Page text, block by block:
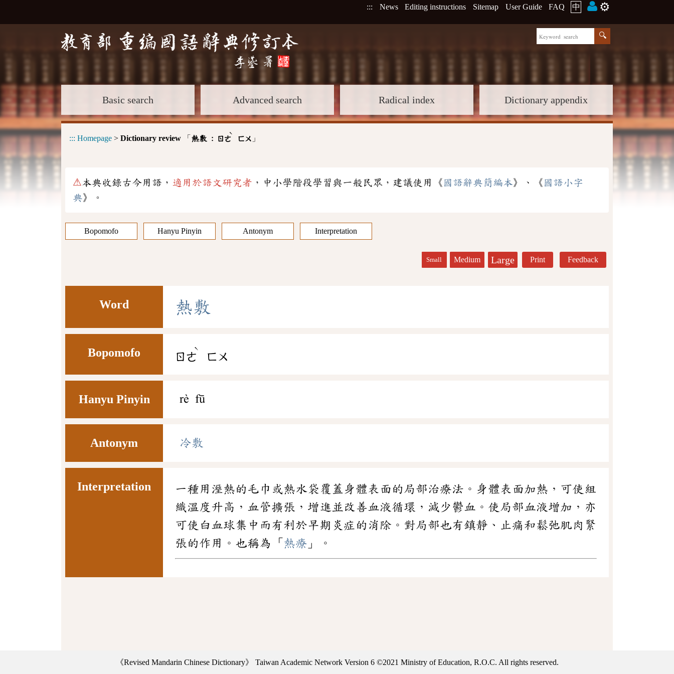
::: News Editing instructions Sitemap User Guide FAQ 中 ⚙️
Basic search Advanced search Radical index Dictionary appendix
::: Homepage > Dictionary review 「 熱敷 : ㄖㄜ
ˋ
ㄈㄨ 」
⚠本典收錄古今用語， 適用於語文研究者 ，中小學階段學習與一般民眾，建議使用《 國語辭典簡編本》、《 國語小字
典》。
Bopomofo Hanyu Pinyin Antonym Interpretation
Small Medium Large Print Feedback
Word 熱敷
Bopomofo ㄖㄜ
ˋ
ㄈㄨ
Hanyu Pinyin rè fū
Antonym 冷敷
Interpretation
一種用溼熱的毛巾或熱水袋覆蓋身體表面的局部治療法。身體表面加熱，可使組
織溫度升高，血管擴張，增進並改善血液循環，減少鬱血。使局部血液增加，亦
可使白血球集中而有利於早期炎症的消除。對局部也有鎮靜、止痛和鬆弛肌肉緊
張的作用。也稱為「 熱療 」。
《Revised Mandarin Chinese Dictionary》 Taiwan Academic Network Version 6 ©2021 Ministry of Education, R.O.C. All rights reserved.